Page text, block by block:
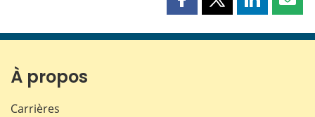
Partager
page
Partager
page
Partager
page page
À propos
Carrières